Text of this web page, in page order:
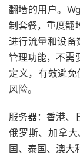
翻墙的用户。
制套餐，重度翻
进行流量和设
管理功能，不需
定义，有效避
风险。
服务器：香港、
俄罗斯、加拿
国、泰国、澳大